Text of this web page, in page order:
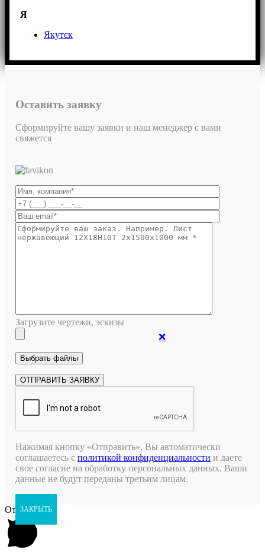
Я
Якутск
Оставить заявку
Сформируйте вашу заявки и наш менеджер с вами
свяжется
Загрузите чертежи, эскизы
❌
Нажимая кнопку «Отправить», Вы автоматически
соглашаетесь с политикой конфиденциальности и даете
свое согласие на обработку персональных данных. Ваши
данные не будут переданы третьим лицам.
ЗАКРЫТЬ
Открыть чат